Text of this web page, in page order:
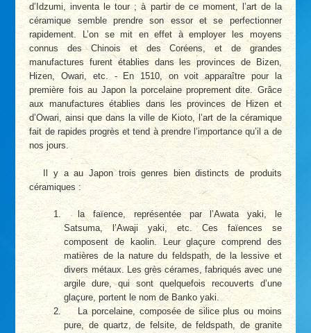
d’Idzumi, inventa le tour ; à partir de ce moment, l’art de la
céramique semble prendre son essor et se perfectionner
rapidement. L’on se mit en effet à employer les moyens
connus des Chinois et des Coréens, et de grandes
manufactures furent établies dans les provinces de Bizen,
Hizen, Owari, etc. - En 1510, on voit apparaître pour la
première fois au Japon la porcelaine proprement dite. Grâce
aux manufactures établies dans les provinces de Hizen et
d’Owari, ainsi que dans la ville de Kioto, l’art de la céramique
fait de rapides progrès et tend à prendre l’importance qu’il a de
nos jours.
Il y a au Japon trois genres bien distincts de produits
céramiques :
la faïence, représentée par l’Awata yaki, le
Satsuma, l’Awaji yaki, etc. Ces faïences se
composent de kaolin. Leur glaçure comprend des
matières de la nature du feldspath, de la lessive et
divers métaux. Les grès cérames, fabriqués avec une
argile dure, qui sont quelquefois recouverts d’une
glaçure, portent le nom de Banko yaki.
La porcelaine, composée de silice plus ou moins
pure, de quartz, de felsite, de feldspath, de granite